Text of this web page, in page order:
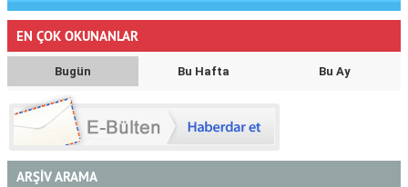
EN ÇOK OKUNANLAR
Bugün Bu Hafta Bu Ay
ARŞİV ARAMA